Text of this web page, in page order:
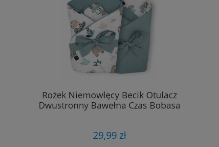
Rożek Niemowlęcy Becik Otulacz
Dwustronny Bawełna Czas Bobasa
29,99 zł